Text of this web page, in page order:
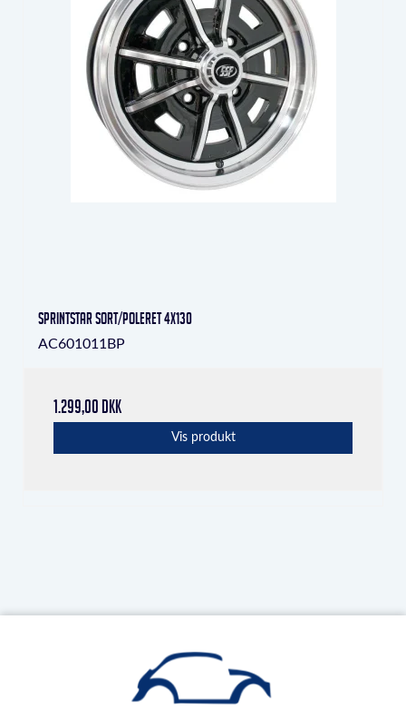
Sprintstar Sort/poleret 4x130
AC601011BP
1.299,00 DKK
Vis produkt